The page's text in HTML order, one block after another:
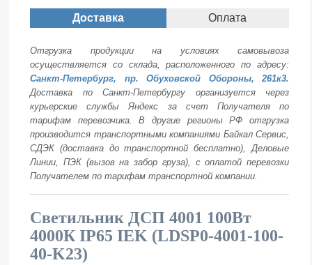
Доставка Оплата
Отгрузка продукции на условиях самовывоза
осуществляется со склада, расположенного по адресу:
Санкт-Петербург, пр. Обуховской Обороны, 261к3.
Доставка по Санкт-Петербургу организуется через
курьерские службы Яндекс за счет Получателя по
тарифам перевозчика. В другие регионы РФ отгрузка
производится транспортными компаниями Байкал Сервис,
СДЭК (доставка до транспортной бесплатно), Деловые
Линии, ПЭК (вызов на забор груза), с оплатой перевозки
Получателем по тарифам транспортной компании.
Светильник ДСП 4001 100Вт
4000К IP65 IEK (LDSP0-4001-100-
40-K23)